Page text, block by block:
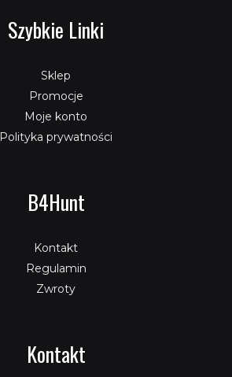
Szybkie Linki
Sklep
Promocje
Moje konto
Polityka prywatności
B4Hunt
Kontakt
Regulamin
Zwroty
Kontakt